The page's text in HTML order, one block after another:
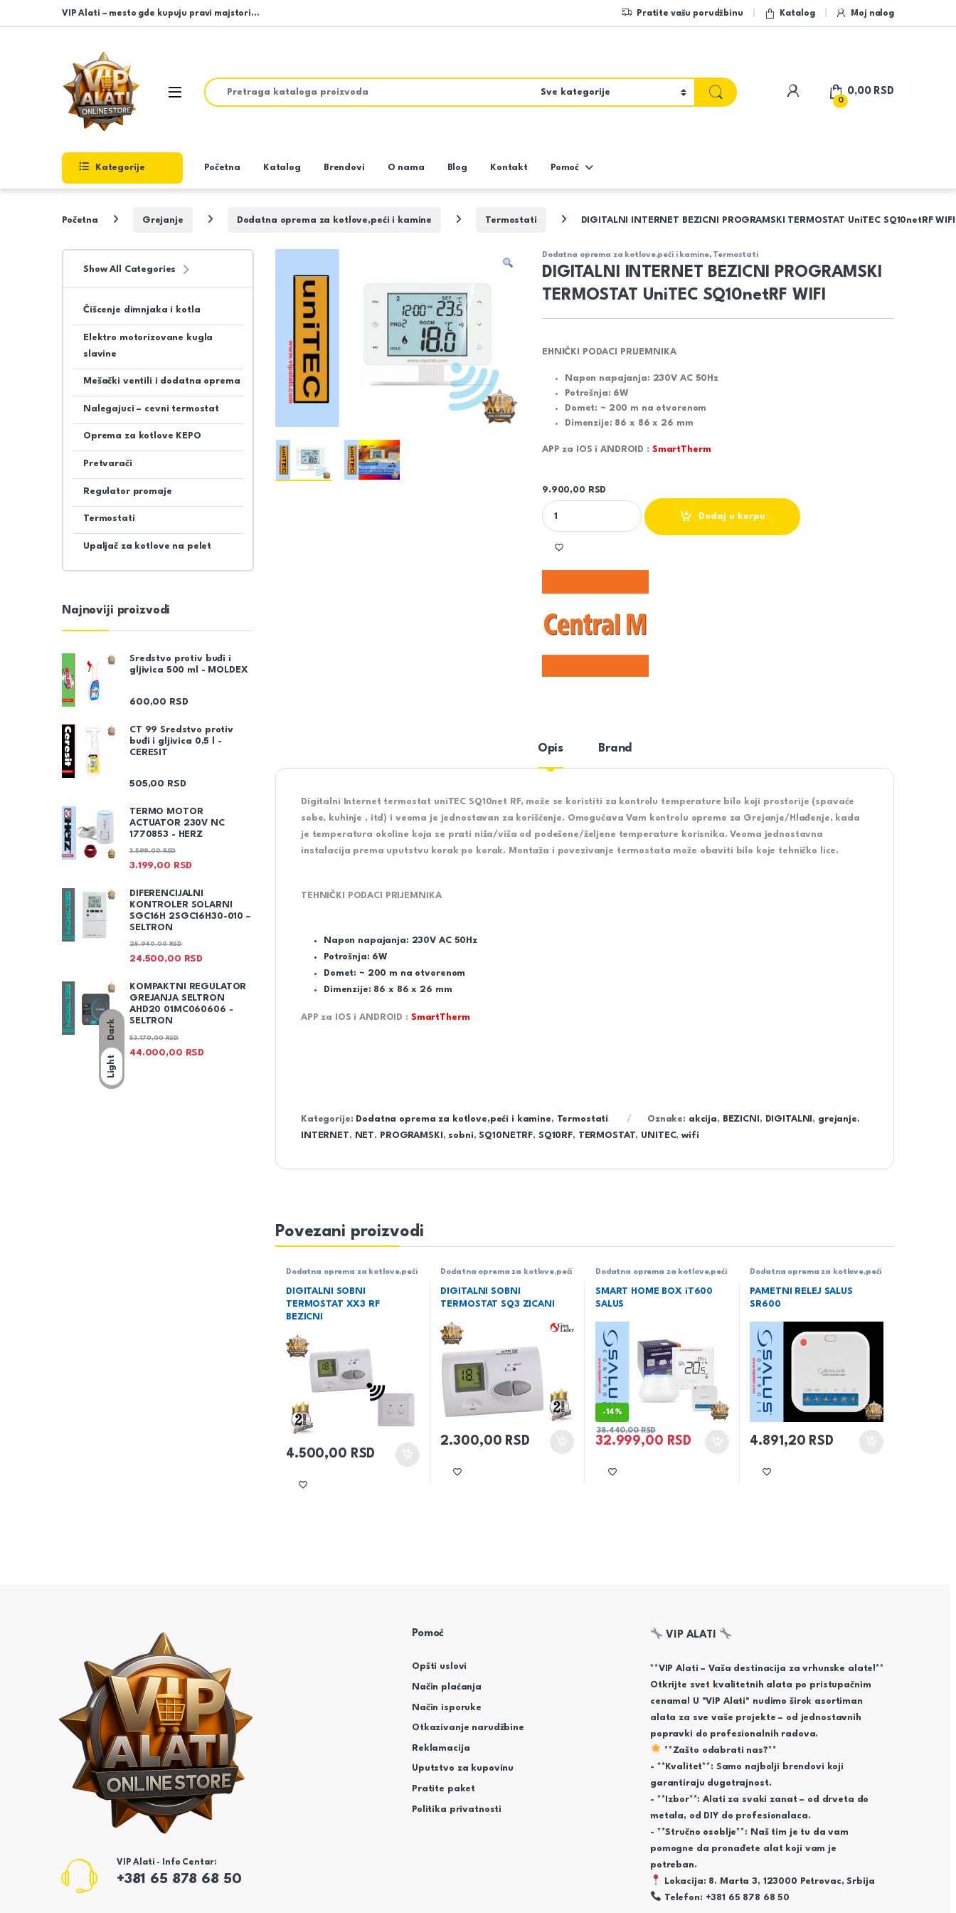
Dark
Light
Skip to navigation
Skip to content
VIP Alati – mesto gde kupuju pravi majstori… Pratite vašu porudžbinu Katalog Moj nalog
Open
Search for:
My Account
0
0,00 RSD
Kategorije Početna Katalog Brendovi O nama Blog Kontakt Pomoć
Početna Grejanje Dodatna oprema za kotlove,peći i kamine Termostati DIGITALNI INTERNET BEZICNI PROGRAMSKI TERMOSTAT UniTEC SQ10netRF WIFI
Dodatna oprema za kotlove,peći i kamine, Termostati
DIGITALNI INTERNET BEZICNI PROGRAMSKI
TERMOSTAT UniTEC SQ10netRF WIFI
EHNIČKI PODACI PRIJEMNIKA
Napon napajanja: 230V AC 50Hz
Potrošnja: 6W
Domet: ~ 200 m na otvorenom
Dimenzije: 86 x 86 x 26 mm
APP za IOS i ANDROID : SmartTherm
9.900,00
RSD
DIGITALNI INTERNET BEZICNI PROGRAMSKI TERMOSTAT UniTEC SQ10netRF WIFI
Dodaj u korpu
Opis Brand
Digitalni Internet termostat uniTEC SQ10net RF, može se koristiti za kontrolu temperature bilo koji prostorije (spavaće
sobe, kuhinje , itd) i veoma je jednostavan za korišćenje. Omogućava Vam kontrolu opreme za Grejanje/Hlađenje, kada
je temperatura okoline koja se prati niža/viša od podešene/željene temperature korisnika. Veoma jednostavna
instalacija prema uputstvu korak po korak. Montaža i povezivanje termostata može obaviti bilo koje tehničko lice.
TEHNIČKI PODACI PRIJEMNIKA
Napon napajanja: 230V AC 50Hz
Potrošnja: 6W
Domet: ~ 200 m na otvorenom
Dimenzije: 86 x 86 x 26 mm
APP za IOS i ANDROID : SmartTherm
Kategorije: Dodatna oprema za kotlove,peći i kamine, Termostati Oznake: akcija, BEZICNI , DIGITALNI , grejanje,
INTERNET, NET, PROGRAMSKI , sobni,SQ10NETRF, SQ10RF, TERMOSTAT, UNITEC,wifi
Povezani proizvodi
Dodatna oprema za kotlove,peći
DIGITALNI SOBNI
TERMOSTAT XX3 RF
BEZICNI
4.500,00 RSD
Dodatna oprema za kotlove,peći
DIGITALNI SOBNI
TERMOSTAT SQ3 ZICANI
2.300,00 RSD
Dodatna oprema za kotlove,peći
SMART HOME BOX iT600
SALUS
-14%
32.999,00 RSD
38.440,00RSD
Dodatna oprema za kotlove,peći
PAMETNI RELEJ SALUS
SR600
4.891,20 RSD
Show All Categories
Čišcenje dimnjaka i kotla
Elektro motorizovane kugla
slavine
Mešački ventili i dodatna oprema
Nalegajuci – cevni termostat
Oprema za kotlove KEPO
Pretvarači
Regulator promaje
Termostati
Upaljač za kotlove na pelet
Najnoviji proizvodi
Sredstvo protiv buđi i
gljivica 500 ml - MOLDEX
600,00 RSD
CT 99 Sredstvo protiv
buđi i gljivica 0,5 l -
CERESIT
505,00 RSD
TERMO MOTOR
ACTUATOR 230V NC
1770853 - HERZ
3.199,00 RSD
3.599,00RSD
DIFERENCIJALNI
KONTROLER SOLARNI
SGC16H 2SGC16H30-010 –
SELTRON
24.500,00 RSD
25.940,00RSD
KOMPAKTNI REGULATOR
GREJANJA SELTRON
AHD20 01MC060606 -
SELTRON
44.000,00 RSD
53.170,00RSD
VIP Alati - Info Centar:
+381 65 878 68 50
Pomoć
Opšti uslovi
Način plaćanja
Način isporuke
Otkazivanje narudžbine
Reklamacija
Uputstvo za kupovinu
Pratite paket
Politika privatnosti
VIP ALATI
**VIP Alati – Vaša destinacija za vrhunske alate!**
Otkrijte svet kvalitetnih alata po pristupačnim
cenama! U "VIP Alati" nudimo širok asortiman
alata za sve vaše projekte – od jednostavnih
popravki do profesionalnih radova.
**Zašto odabrati nas?**
- **Kvalitet**: Samo najbolji brendovi koji
garantiraju dugotrajnost.
- **Izbor**: Alati za svaki zanat – od drveta do
metala, od DIY do profesionalaca.
- **Stručno osoblje**: Naš tim je tu da vam
pomogne da pronađete alat koji vam je
potreban.
Lokacija: 8. Marta 3, 123000 Petrovac, Srbija
Telefon: +381 65 878 68 50